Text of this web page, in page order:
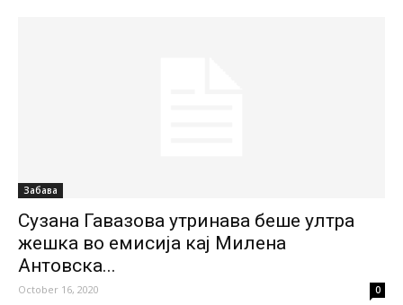
Забава
Сузана Гавазова утринава беше ултра
жешка во емисија кај Милена
Антовска...
October 16, 2020 0